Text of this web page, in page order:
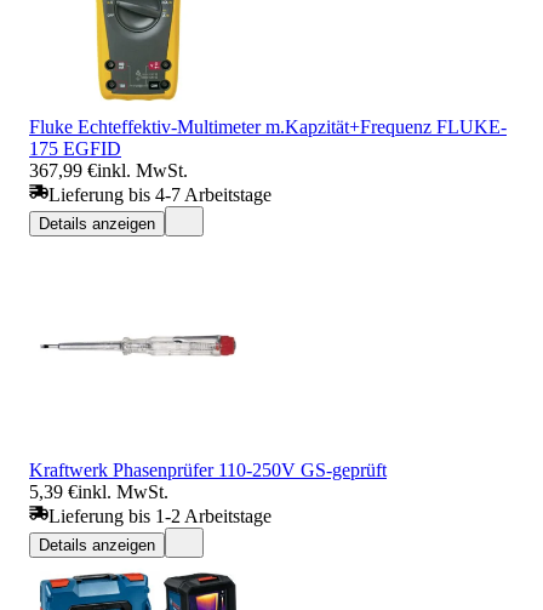
Fluke Echteffektiv-Multimeter m.Kapzität+Frequenz FLUKE-
175 EGFID
367,99 €inkl. MwSt.
Lieferung bis 4-7 Arbeitstage
Details anzeigen
Kraftwerk Phasenprüfer 110-250V GS-geprüft
5,39 €inkl. MwSt.
Lieferung bis 1-2 Arbeitstage
Details anzeigen